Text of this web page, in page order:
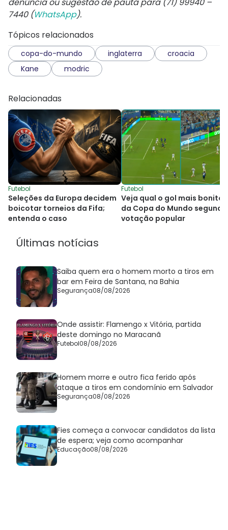
7440 (WhatsApp).
Tópicos relacionados
copa-do-mundo inglaterra
croacia
Kane
modric
Relacionadas
Futebol
Seleções da Europa decidem
boicotar torneios da Fifa;
entenda o caso
Futebol
Veja qual o gol mais bonito
da Copa do Mundo segundo
votação popular
Últimas notícias
Saiba quem era o homem morto a tiros em
bar em Feira de Santana, na Bahia
Segurança08/08/2026
Onde assistir: Flamengo x Vitória, partida
deste domingo no Maracanã
Futebol08/08/2026
Homem morre e outro fica ferido após
ataque a tiros em condomínio em Salvador
Segurança08/08/2026
Fies começa a convocar candidatos da lista
de espera; veja como acompanhar
Educação08/08/2026